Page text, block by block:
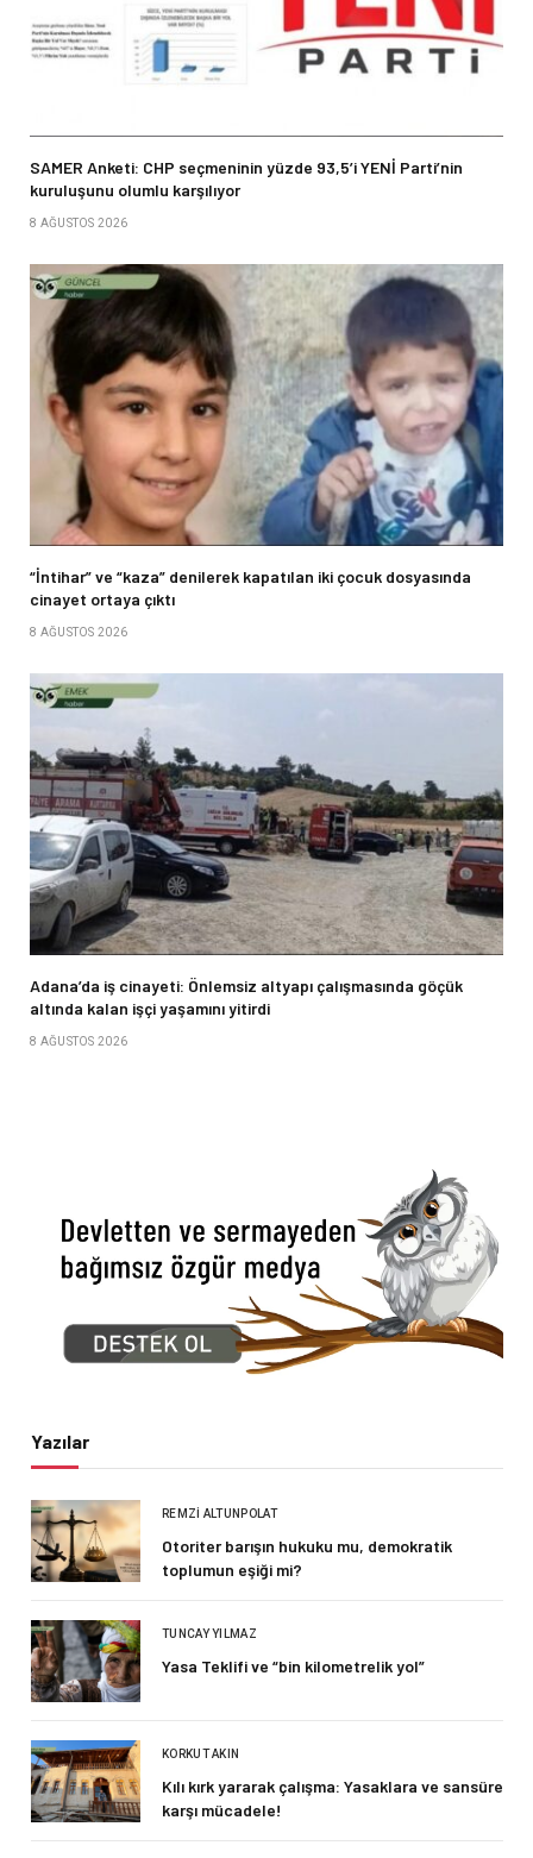
SAMER Anketi: CHP seçmeninin yüzde 93,5’i YENİ Parti’nin
kuruluşunu olumlu karşılıyor
8 AĞUSTOS 2026
“İntihar” ve “kaza” denilerek kapatılan iki çocuk dosyasında
cinayet ortaya çıktı
8 AĞUSTOS 2026
Adana’da iş cinayeti: Önlemsiz altyapı çalışmasında göçük
altında kalan işçi yaşamını yitirdi
8 AĞUSTOS 2026
Yazılar
REMZI ALTUNPOLAT
Otoriter barışın hukuku mu, demokratik
toplumun eşiği mi?
TUNCAY YILMAZ
Yasa Teklifi ve “bin kilometrelik yol”
KORKUT AKIN
Kılı kırk yararak çalışma: Yasaklara ve sansüre
karşı mücadele!